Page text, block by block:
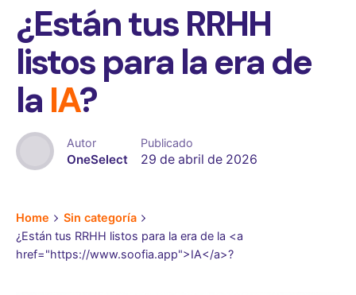
¿Están tus RRHH
listos para la era de
la IA?
Autor
OneSelect
Publicado
29 de abril de 2026
Home
Sin categoría
¿Están tus RRHH listos para la era de la <a
href="https://www.soofia.app">IA</a>?